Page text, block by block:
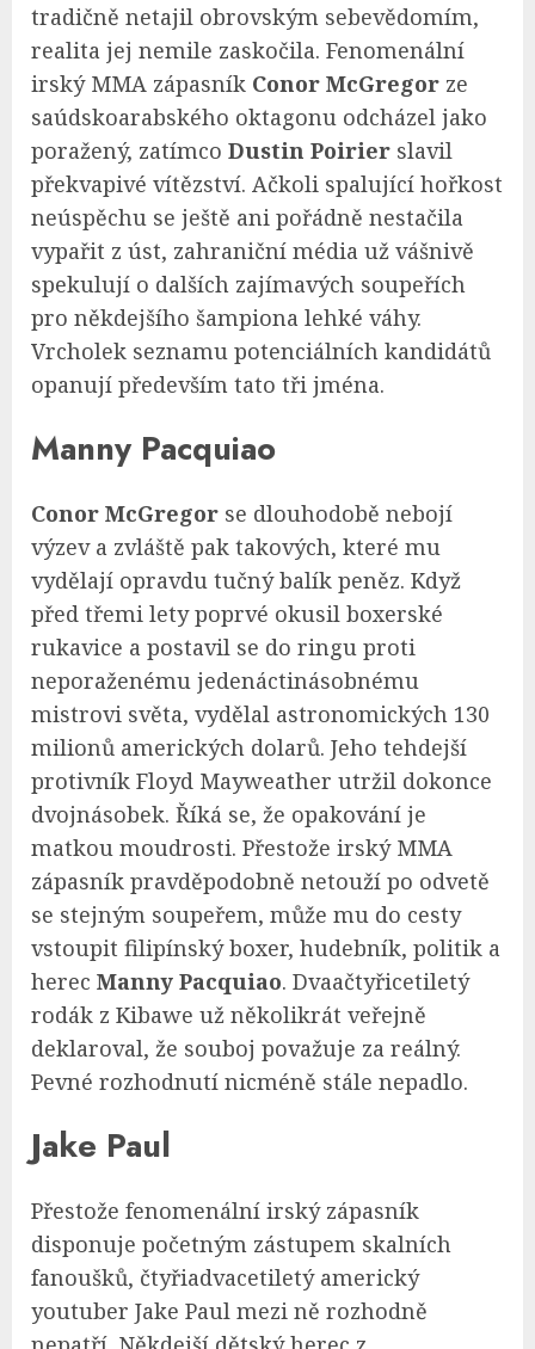
tradičně netajil obrovským sebevědomím,
realita jej nemile zaskočila. Fenomenální
irský MMA zápasník Conor McGregor ze
saúdskoarabského oktagonu odcházel jako
poražený, zatímco Dustin Poirier slavil
překvapivé vítězství. Ačkoli spalující hořkost
neúspěchu se ještě ani pořádně nestačila
vypařit z úst, zahraniční média už vášnivě
spekulují o dalších zajímavých soupeřích
pro někdejšího šampiona lehké váhy.
Vrcholek seznamu potenciálních kandidátů
opanují především tato tři jména.
Manny Pacquiao
Conor McGregor se dlouhodobě nebojí
výzev a zvláště pak takových, které mu
vydělají opravdu tučný balík peněz. Když
před třemi lety poprvé okusil boxerské
rukavice a postavil se do ringu proti
neporaženému jedenáctinásobnému
mistrovi světa, vydělal astronomických 130
milionů amerických dolarů. Jeho tehdejší
protivník Floyd Mayweather utržil dokonce
dvojnásobek. Říká se, že opakování je
matkou moudrosti. Přestože irský MMA
zápasník pravděpodobně netouží po odvetě
se stejným soupeřem, může mu do cesty
vstoupit filipínský boxer, hudebník, politik a
herec Manny Pacquiao. Dvaačtyřicetiletý
rodák z Kibawe už několikrát veřejně
deklaroval, že souboj považuje za reálný.
Pevné rozhodnutí nicméně stále nepadlo.
Jake Paul
Přestože fenomenální irský zápasník
disponuje početným zástupem skalních
fanoušků, čtyřiadvacetiletý americký
youtuber Jake Paul mezi ně rozhodně